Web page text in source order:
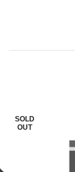
SOLD
OUT